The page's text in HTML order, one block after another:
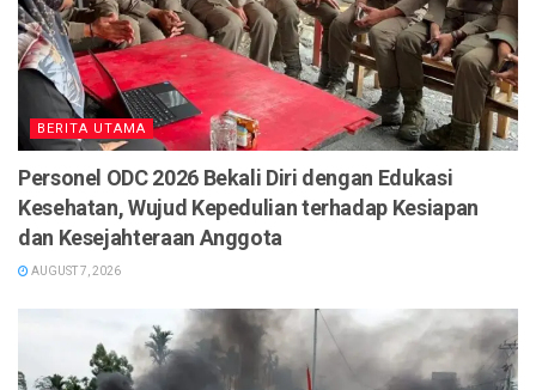
BERITA UTAMA
Personel ODC 2026 Bekali Diri dengan Edukasi
Kesehatan, Wujud Kepedulian terhadap Kesiapan
dan Kesejahteraan Anggota
AUGUST 7, 2026